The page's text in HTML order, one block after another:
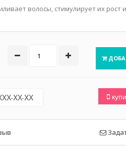
волосы, стимулирует их рост